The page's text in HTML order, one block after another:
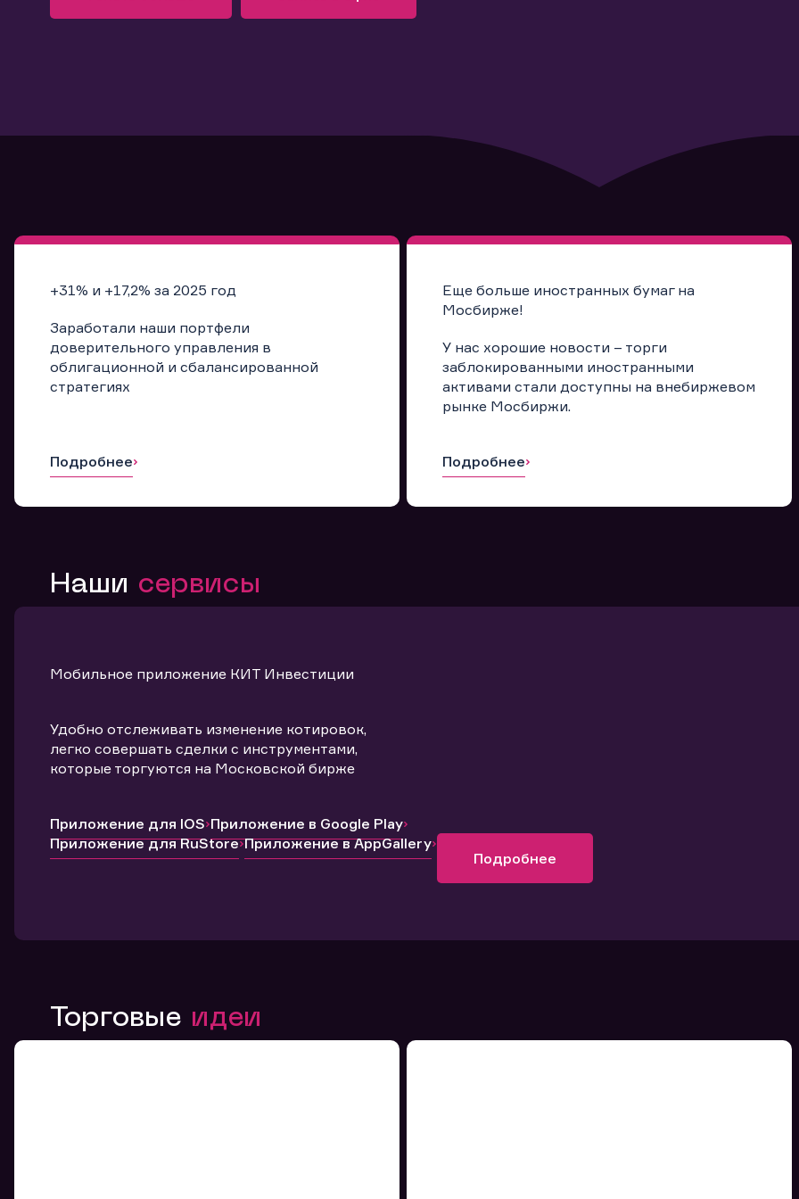
+31% и +17,2% за 2025 год
Заработали наши портфели
доверительного управления в
облигационной и сбалансированной
стратегиях
Подробнее
Еще больше иностранных бумаг на
Мосбирже!
У нас хорошие новости – торги
заблокированными иностранными
активами стали доступны на внебиржевом
рынке Мосбиржи.
Подробнее
Наши сервисы
Мобильное приложение КИТ Инвестиции
Удобно отслеживать изменение котировок,
легко совершать сделки с инструментами,
которые торгуются на Московской бирже
Приложение для IOS Приложение в Google Play
Приложение для RuStore Приложение в AppGallery
Подробнее
Торговые идеи